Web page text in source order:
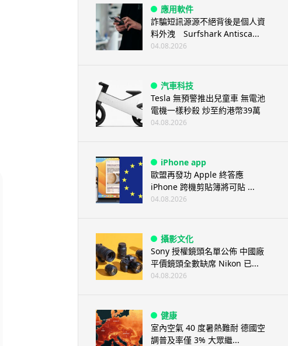
應用軟件
詐騙短訊源源不絕背後是個人資
料外洩 Surfshark Antisca...
04.08.2026
汽車科技
Tesla 無預警推出兒童車 無電池
電機一樣秒殺 炒至約港幣39萬
04.08.2026
iPhone app
歐盟再發功 Apple 終答應
iPhone 跨機剪貼簿將可貼 ...
04.08.2026
攝影文化
Sony 授權鏡頭名單公佈 中國廠
平價鏡頭全數缺席 Nikon 已...
04.08.2026
健康
室內空氣 40 度暑熱難耐 德國空
調普及率僅 3% 大眾繼...